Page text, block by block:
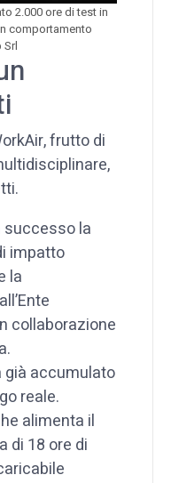
2.000 ore di test in
comportamento
Srl
frutto di
successo la
impatto
la
collaborazione
già accumulato
reale.
alimenta il
di 18 ore di